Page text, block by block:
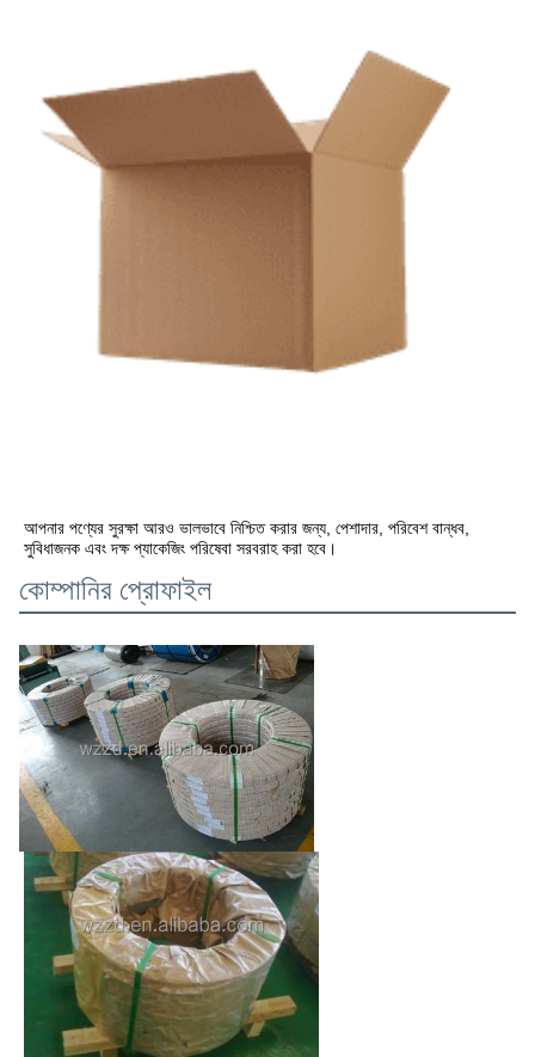
আপনার পণ্যের সুরক্ষা আরও ভালভাবে নিশ্চিত করার জন্য, পেশাদার, পরিবেশ বান্ধব,
সুবিধাজনক এবং দক্ষ প্যাকেজিং পরিষেবা সরবরাহ করা হবে।
কোম্পানির প্রোফাইল